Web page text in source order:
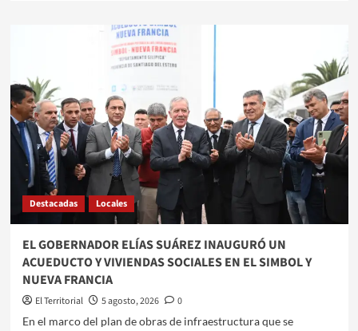
DEL
RANKING
ARGENTINO
DE
GOLF
ADAPTADO
Destacadas Locales
EL GOBERNADOR ELÍAS SUÁREZ INAUGURÓ UN
ACUEDUCTO Y VIVIENDAS SOCIALES EN EL SIMBOL Y
NUEVA FRANCIA
El Territorial 5 agosto, 2026
0
​​En el marco del plan de obras de infraestructura que se